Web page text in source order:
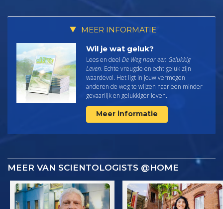
MEER INFORMATIE
Wil je wat geluk?
Lees en deel De Weg naar een Gelukkig
Leven. Echte vreugde en echt geluk zijn
waardevol. Het ligt in jouw vermogen
anderen de weg te wijzen naar een minder
gevaarlijk en gelukkiger leven.
Meer informatie
MEER VAN SCIENTOLOGISTS @HOME